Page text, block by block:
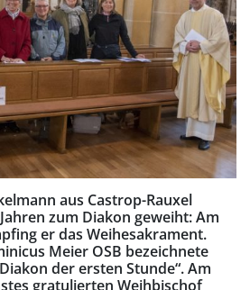
aus Castrop-Rauxel
zum Diakon geweiht: Am
er das Weihesakrament.
Meier OSB bezeichnete
der ersten Stunde“. Am
gratulierten Weihbischof